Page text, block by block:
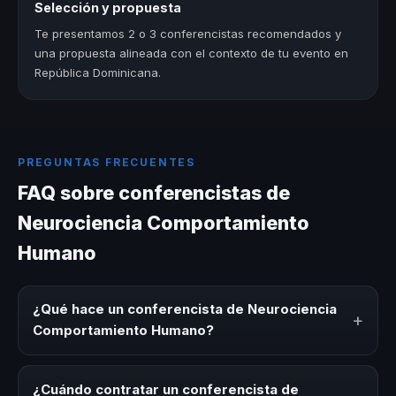
Selección y propuesta
Te presentamos 2 o 3 conferencistas recomendados y
una propuesta alineada con el contexto de tu evento en
República Dominicana.
PREGUNTAS FRECUENTES
FAQ sobre conferencistas de
Neurociencia Comportamiento
Humano
¿Qué hace un conferencista de Neurociencia
Comportamiento Humano?
+
Humano es un experto que comparte conocimiento,
¿Cuándo contratar un conferencista de